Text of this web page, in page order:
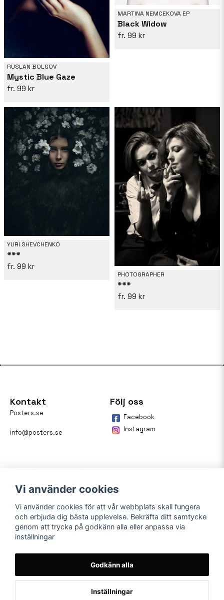
RUSLAN BOLGOV
Mystic Blue Gaze
99 kr
MARTINA NEMCEKOVA EP
Black Widow
99 kr
YURI SHEVCHENKO
***
99 kr
PHOTOGRAPHER
***
99 kr
Kontakt
Posters.se
info@posters.se
Följ oss
Facebook
Instagram
Betalning
På posters.se kan du enkelt
Vi använder cookies
Vi använder cookies för att vår webbplats skall fungera
och erbjuda dig bästa upplevelse. Bekräfta ditt samtycke
genom att trycka på godkänn alla eller anpassa via
inställningar
Godkänn alla
Inställningar